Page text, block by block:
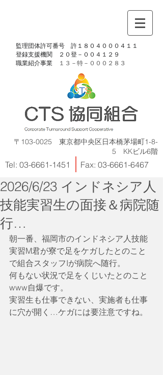
​監理団体許可番号 許１８０４０００４１１
​登録支援機関 ２０登－００４１２９
​職業紹介事業
１３－特－ ０００２８３
〒103-0025 東京都中央区日本橋茅場町1-8-
5 KKビル6階
Tel: 03-6661-1451 Fax: 03-6661-6467
2026/6/23 インドネシア人
技能実習生の面接＆病院随
行…
朝一番、福岡市のインドネシア人技能
実習M君が寮で足をケガしたとのこと
で組合スタッフIが病院へ随行。
何もない状況で足をくじいたとのこと
www自爆です。
実習生も仕事できない、実施者も仕事
に穴が開く…ケガには要注意ですね。